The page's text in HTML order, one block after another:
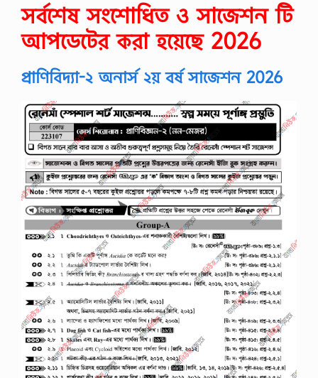
সর্বশেষ সংশোধিত ও সাজেশন টি
আপডেটের করা হয়েছে 2026
প্রাণিবিদ্যা-২ অনার্স ২য় বর্ষ সাজেশন 2026